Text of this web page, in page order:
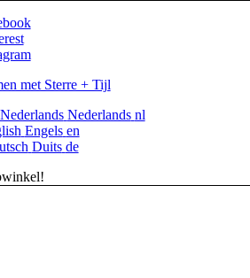
met Sterre + Tijl
Nederlands Nederlands nl
Engels en
Duits de